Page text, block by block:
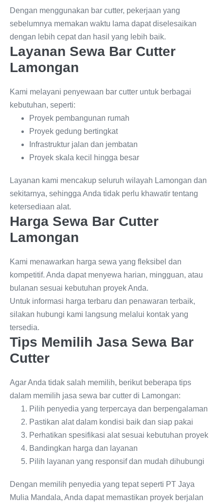
Dengan menggunakan bar cutter, pekerjaan yang
sebelumnya memakan waktu lama dapat diselesaikan
dengan lebih cepat dan hasil yang lebih baik.
Layanan Sewa Bar Cutter
Lamongan
Kami melayani penyewaan bar cutter untuk berbagai
kebutuhan, seperti:
Proyek pembangunan rumah
Proyek gedung bertingkat
Infrastruktur jalan dan jembatan
Proyek skala kecil hingga besar
Layanan kami mencakup seluruh wilayah Lamongan dan
sekitarnya, sehingga Anda tidak perlu khawatir tentang
ketersediaan alat.
Harga Sewa Bar Cutter
Lamongan
Kami menawarkan harga sewa yang fleksibel dan
kompetitif. Anda dapat menyewa harian, mingguan, atau
bulanan sesuai kebutuhan proyek Anda.
Untuk informasi harga terbaru dan penawaran terbaik,
silakan hubungi kami langsung melalui kontak yang
tersedia.
Tips Memilih Jasa Sewa Bar
Cutter
Agar Anda tidak salah memilih, berikut beberapa tips
dalam memilih jasa sewa bar cutter di Lamongan:
Pilih penyedia yang terpercaya dan berpengalaman
Pastikan alat dalam kondisi baik dan siap pakai
Perhatikan spesifikasi alat sesuai kebutuhan proyek
Bandingkan harga dan layanan
Pilih layanan yang responsif dan mudah dihubungi
Dengan memilih penyedia yang tepat seperti PT Jaya
Mulia Mandala, Anda dapat memastikan proyek berjalan